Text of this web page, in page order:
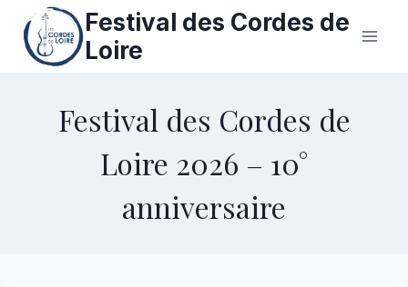
contenu
Festival des Cordes de
Loire
Festival des Cordes de
Loire 2026 – 10°
anniversaire